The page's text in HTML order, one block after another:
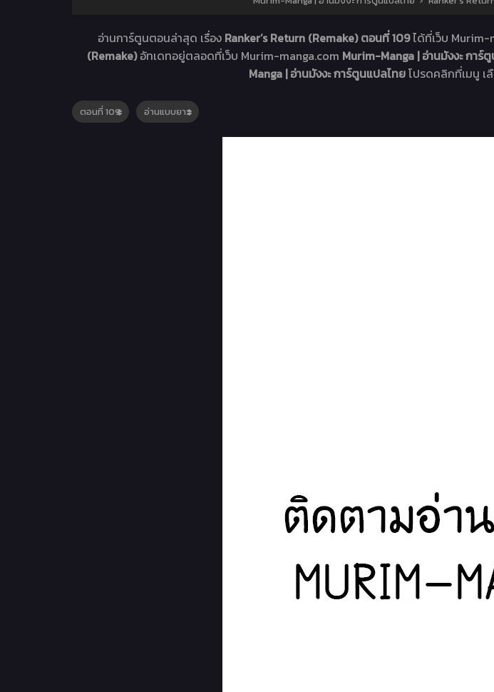
อ่านการ์ตูนตอนล่าสุด เรื่อง Ranker’s Return (Remake) ตอนที่ 109ได้ที่เว็บ Murim-
(Remake)อัทเดทอยู่ตลอดที่เว็บ Murim-manga.com Murim-Manga | อ่านมังงะ การ์
Manga | อ่านมังงะ การ์ตูนแปลไทยโปรดคลิกที่เมนู เ